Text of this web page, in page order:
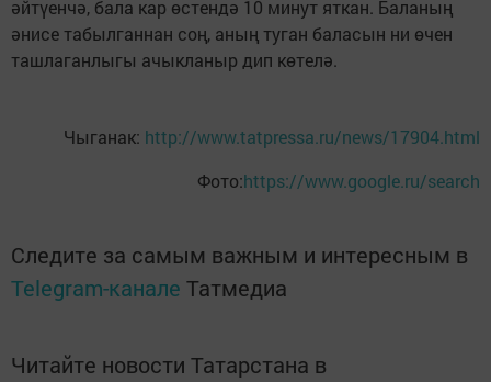
әйтүенчә, бала кар өстендә 10 минут яткан. Баланың
әнисе табылганнан соң, аның туган баласын ни өчен
ташлаганлыгы ачыкланыр дип көтелә.
Чыганак: http://www.tatpressa.ru/news/17904.html
Фото:https://www.google.ru/search
Следите за самым важным и интересным в
Telegram-канале Татмедиа
Читайте новости Татарстана в